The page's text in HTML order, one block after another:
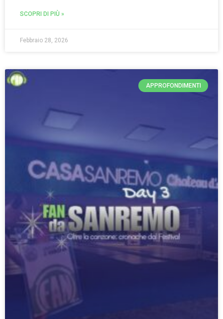
SCOPRI DI PIÙ »
Febbraio 28, 2026
APPROFONDIMENTI